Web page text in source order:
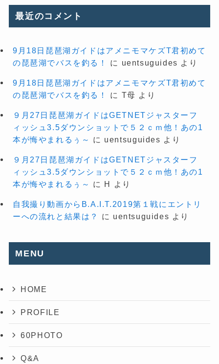
最近のコメント
9月18日琵琶湖ガイドはアメニモマケズT君初めて
の琵琶湖でバスを釣る！
に uentsuguides より
9月18日琵琶湖ガイドはアメニモマケズT君初めて
の琵琶湖でバスを釣る！
に T母 より
９月27日琵琶湖ガイドはGETNETジャスターフ
ィッシュ3.5ダウンショットで５２ｃｍ他！あの1
本が悔やまれるぅ～
に uentsuguides より
９月27日琵琶湖ガイドはGETNETジャスターフ
ィッシュ3.5ダウンショットで５２ｃｍ他！あの1
本が悔やまれるぅ～
に H より
自我撮り動画からB.A.I.T.2019第１戦にエントリ
ーへの流れと結果は？
に uentsuguides より
MENU
HOME
PROFILE
60PHOTO
Q&A